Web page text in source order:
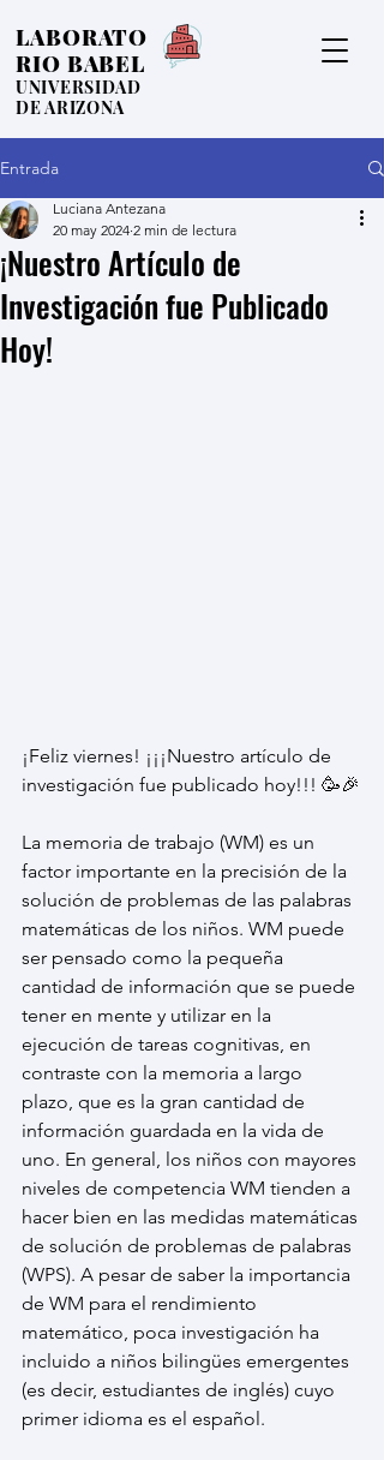
LABORATO
RIO BABEL
UNIVERSIDAD
DE ARIZONA
Entrada
¡Nuestro Artículo de
Investigación fue Publicado
Hoy!
Luciana Antezana
20 may 2024 2 min de lectura
¡Feliz viernes! ¡¡¡Nuestro artículo de
investigación fue publicado hoy!!! 🥳🎉
La memoria de trabajo (WM) es un
factor importante en la precisión de la
solución de problemas de las palabras
matemáticas de los niños. WM puede
ser pensado como la pequeña
cantidad de información que se puede
tener en mente y utilizar en la
ejecución de tareas cognitivas, en
contraste con la memoria a largo
plazo, que es la gran cantidad de
información guardada en la vida de
uno. En general, los niños con mayores
niveles de competencia WM tienden a
hacer bien en las medidas matemáticas
de solución de problemas de palabras
(WPS). A pesar de saber la importancia
de WM para el rendimiento
matemático, poca investigación ha
incluido a niños bilingües emergentes
(es decir, estudiantes de inglés) cuyo
primer idioma es el español.